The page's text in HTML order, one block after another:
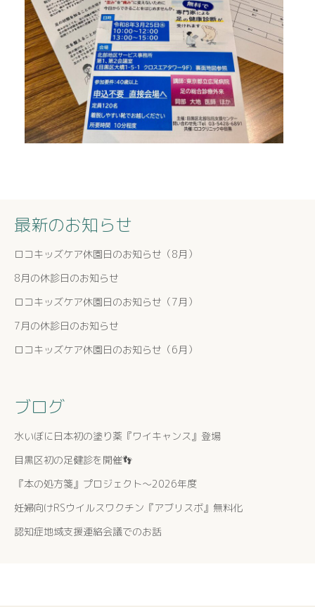
最新のお知らせ
ロコキッズケア休園日のお知らせ（8月）
8月の休診日のお知らせ
ロコキッズケア休園日のお知らせ（7月）
7月の休診日のお知らせ
ロコキッズケア休園日のお知らせ（6月）
ブログ
水いぼに日本初の塗り薬『ワイキャンス』登場
目黒区初の足健診を開催👣
『本の処方箋』プロジェクト〜2026年度
妊婦向けRSウイルスワクチン『アブリスボ』無料化
認知症地域支援連絡会議でのお話